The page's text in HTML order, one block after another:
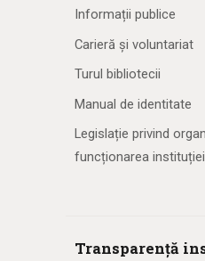
Informații publice
Carieră și voluntariat
Turul bibliotecii
Manual de identitate
Legislație privind
funcționarea instituției
Transparență